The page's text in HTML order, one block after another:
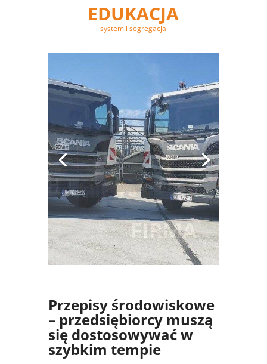
EDUKACJA
system i segregacja
SYSTEM
Przepisy środowiskowe
– przedsiębiorcy muszą
się dostosowywać w
szybkim tempie